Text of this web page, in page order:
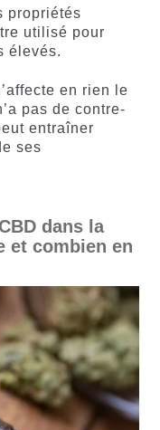
propriétés
utilisé pour
élevés.
en rien le
pas de contre-
entraîner
ses
dans la
et combien en